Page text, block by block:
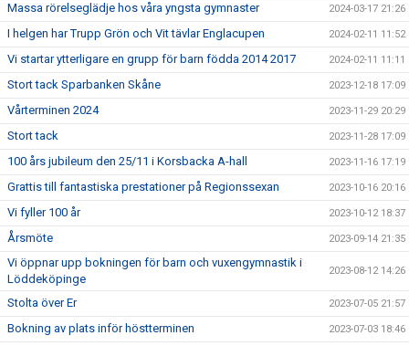
Massa rörelseglädje hos våra yngsta gymnaster 2024-03-17 21:26
I helgen har Trupp Grön och Vit tävlar Englacupen 2024-02-11 11:52
Vi startar ytterligare en grupp för barn födda 2014 2017 2024-02-11 11:11
Stort tack Sparbanken Skåne 2023-12-18 17:09
Vårterminen 2024 2023-11-29 20:29
Stort tack 2023-11-28 17:09
100 års jubileum den 25/11 i Korsbacka A-hall 2023-11-16 17:19
Grattis till fantastiska prestationer på Regionssexan 2023-10-16 20:16
Vi fyller 100 år 2023-10-12 18:37
Årsmöte 2023-09-14 21:35
Vi öppnar upp bokningen för barn och vuxengymnastik i
Löddeköpinge
2023-08-12 14:26
Stolta över Er 2023-07-05 21:57
Bokning av plats inför höstterminen 2023-07-03 18:46